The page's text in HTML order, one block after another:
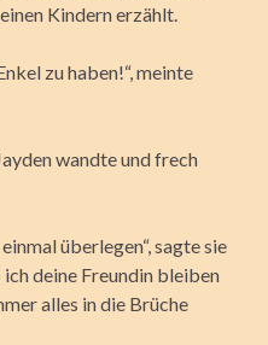
Kindern erzählt.
zu haben!“, meinte
wandte und frech
überlegen“, sagte sie
deine Freundin bleiben
alles in die Brüche